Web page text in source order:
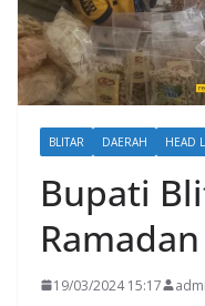
BLITAR DAERAH HEAD
Bupati
19/03/2024 15:17